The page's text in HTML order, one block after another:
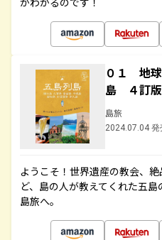
０１ 地
島 ４訂版
島旅
2024.07.04 発
ようこそ！世界遺産の教会、
ど、島の人が教えてくれた五島
島旅へ。